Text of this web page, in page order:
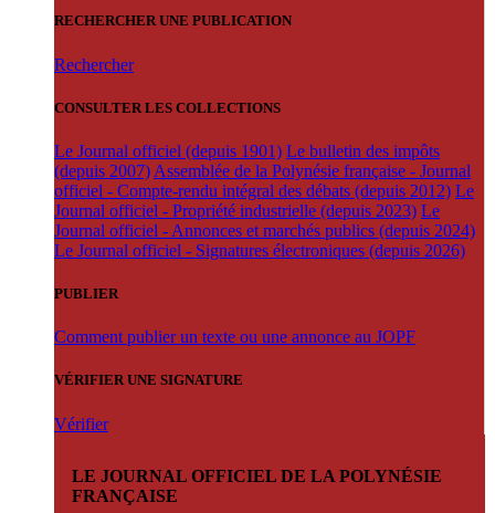
RECHERCHER UNE PUBLICATION
Rechercher
CONSULTER LES COLLECTIONS
Le Journal officiel (depuis 1901) Le bulletin des impôts
(depuis 2007) Assemblée de la Polynésie française - Journal
officiel - Compte-rendu intégral des débats (depuis 2012) Le
Journal officiel - Propriété industrielle (depuis 2023) Le
Journal officiel - Annonces et marchés publics (depuis 2024)
Le Journal officiel - Signatures électroniques (depuis 2026)
PUBLIER
Comment publier un texte ou une annonce au JOPF
VÉRIFIER UNE SIGNATURE
Vérifier
LE JOURNAL OFFICIEL DE LA POLYNÉSIE
FRANÇAISE